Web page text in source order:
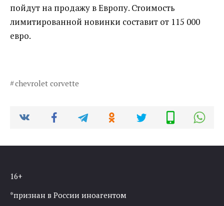
пойдут на продажу в Европу. Стоимость
лимитированной новинки составит от 115 000
евро.
chevrolet corvette
16+
*признан в России иноагентом